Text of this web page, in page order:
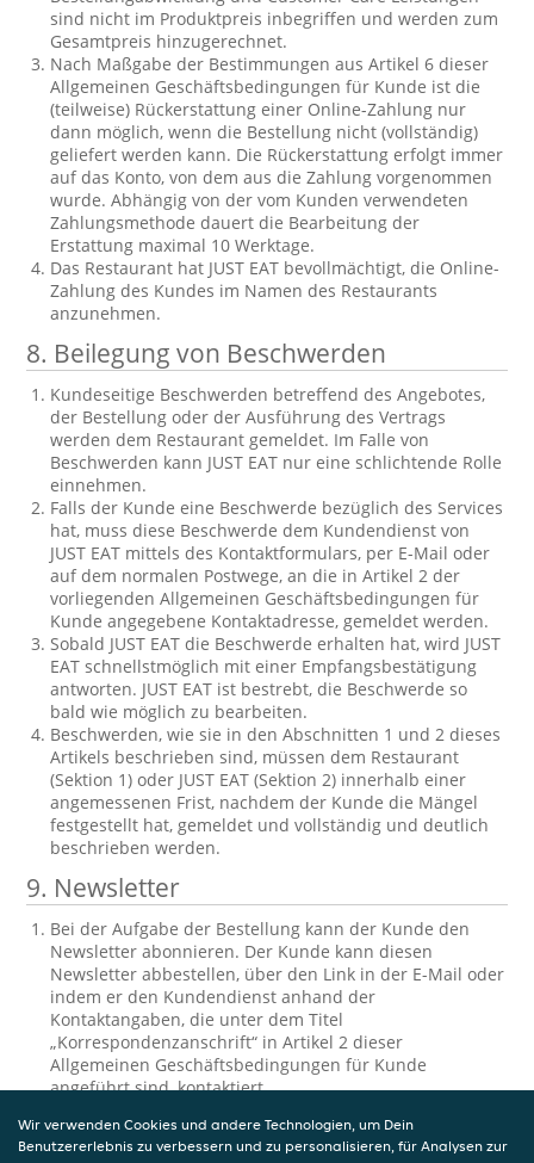
sind nicht im Produktpreis inbegriffen und werden zum
Gesamtpreis hinzugerechnet.
Nach Maßgabe der Bestimmungen aus Artikel 6 dieser
Allgemeinen Geschäftsbedingungen für Kunde ist die
(teilweise) Rückerstattung einer Online-Zahlung nur
dann möglich, wenn die Bestellung nicht (vollständig)
geliefert werden kann. Die Rückerstattung erfolgt immer
auf das Konto, von dem aus die Zahlung vorgenommen
wurde. Abhängig von der vom Kunden verwendeten
Zahlungsmethode dauert die Bearbeitung der
Erstattung maximal 10 Werktage.
Das Restaurant hat JUST EAT bevollmächtigt, die Online-
Zahlung des Kundes im Namen des Restaurants
anzunehmen.
8. Beilegung von Beschwerden
Kundeseitige Beschwerden betreffend des Angebotes,
der Bestellung oder der Ausführung des Vertrags
werden dem Restaurant gemeldet. Im Falle von
Beschwerden kann JUST EAT nur eine schlichtende Rolle
einnehmen.
Falls der Kunde eine Beschwerde bezüglich des Services
hat, muss diese Beschwerde dem Kundendienst von
JUST EAT mittels des Kontaktformulars, per E-Mail oder
auf dem normalen Postwege, an die in Artikel 2 der
vorliegenden Allgemeinen Geschäftsbedingungen für
Kunde angegebene Kontaktadresse, gemeldet werden.
Sobald JUST EAT die Beschwerde erhalten hat, wird JUST
EAT schnellstmöglich mit einer Empfangsbestätigung
antworten. JUST EAT ist bestrebt, die Beschwerde so
bald wie möglich zu bearbeiten.
Beschwerden, wie sie in den Abschnitten 1 und 2 dieses
Artikels beschrieben sind, müssen dem Restaurant
(Sektion 1) oder JUST EAT (Sektion 2) innerhalb einer
angemessenen Frist, nachdem der Kunde die Mängel
festgestellt hat, gemeldet und vollständig und deutlich
beschrieben werden.
9. Newsletter
Bei der Aufgabe der Bestellung kann der Kunde den
Newsletter abonnieren. Der Kunde kann diesen
Newsletter abbestellen, über den Link in der E-Mail oder
indem er den Kundendienst anhand der
Kontaktangaben, die unter dem Titel
„Korrespondenzanschrift“ in Artikel 2 dieser
Allgemeinen Geschäftsbedingungen für Kunde
angeführt sind, kontaktiert.
10.Einsichtnahme und Berichtigung der
Wir verwenden Cookies und andere Technologien, um Dein
Benutzererlebnis zu verbessern und zu personalisieren, für Analysen zur